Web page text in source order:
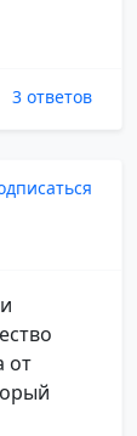
3 ответов
от